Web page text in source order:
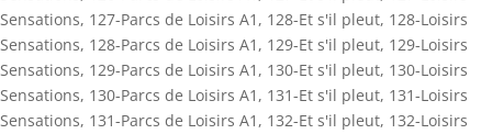
Sensations, 127-Parcs de Loisirs A1 , 128-Et s'il pleut, 128-Loisirs
Sensations, 128-Parcs de Loisirs A1 , 129-Et s'il pleut, 129-Loisirs
Sensations, 129-Parcs de Loisirs A1 , 130-Et s'il pleut, 130-Loisirs
Sensations, 130-Parcs de Loisirs A1 , 131-Et s'il pleut, 131-Loisirs
Sensations, 131-Parcs de Loisirs A1 , 132-Et s'il pleut, 132-Loisirs